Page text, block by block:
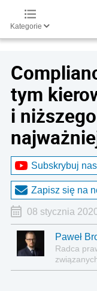
Kategorie
tym
i
Subskrybuj
Zapisz się na
08 stycznia
Paweł
Radca
prawem